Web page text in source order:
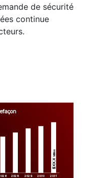
de sécurité
continue
2028 2029 2030 2031
$XX.X
Million